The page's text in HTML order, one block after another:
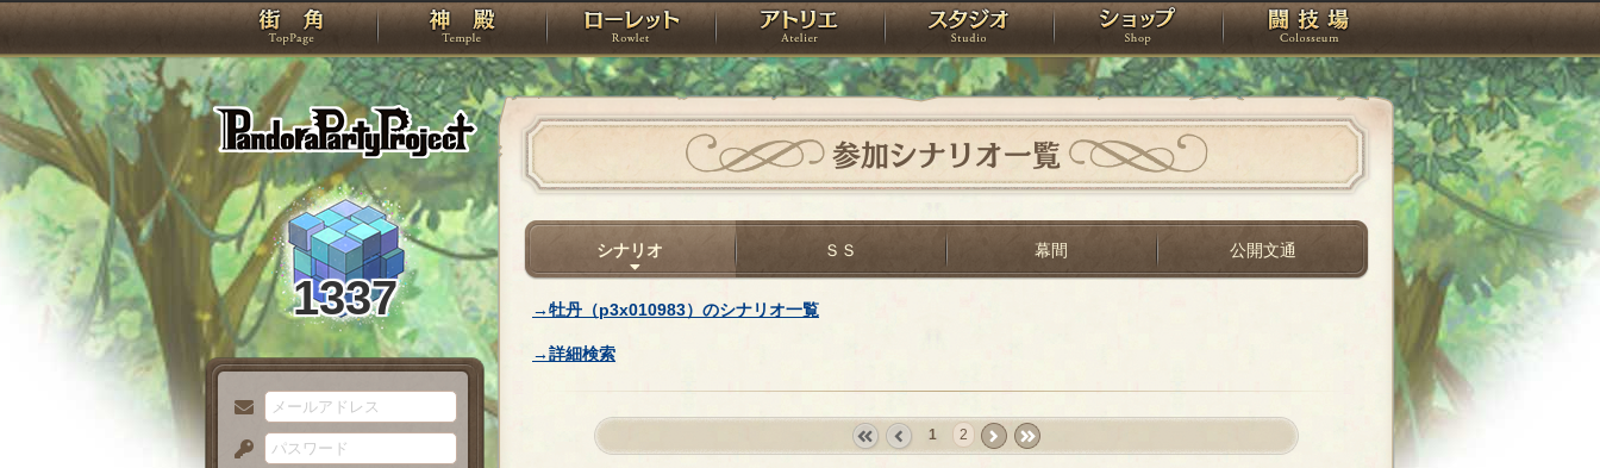
PandoraPartyProject
TOP 神殿 ローレット アトリエ スタジオ ショップ 闘技場
1337
メ
参加シナリオ一覧
シナリオ ＳＳ 幕間 公開文通
→牡丹（p3x010983）のシナリオ一覧
→詳細検索
1
2